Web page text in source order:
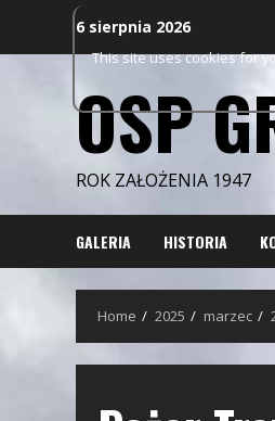
6 sierpnia 2026
OSP
ROK ZAŁOŻENIA 1947
GALERIA HISTORIA
Home 2025 marzec
This site uses cookies for